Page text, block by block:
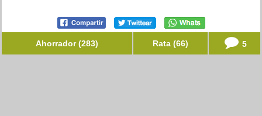
Ahorrador (283) Rata (66) 5